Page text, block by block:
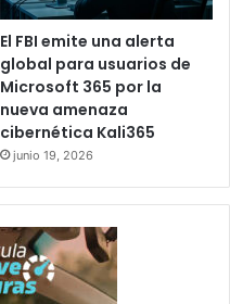
El FBI emite una alerta
global para usuarios de
Microsoft 365 por la
nueva amenaza
cibernética Kali365
junio 19, 2026